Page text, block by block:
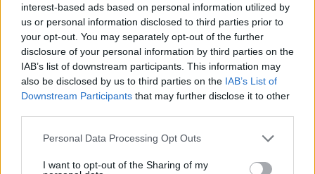
interest-based ads based on personal information utilized by
us or personal information disclosed to third parties prior to
your opt-out. You may separately opt-out of the further
disclosure of your personal information by third parties on the
IAB’s list of downstream participants. This information may
also be disclosed by us to third parties on the IAB’s List of
Downstream Participants that may further disclose it to other
Please note that this website/app uses one or more Google
not limited to your visit or usage behaviour. You may click to
Personal Data Processing Opt Outs
I want to opt-out of the Sharing of my
Redaktor prowadzący, związany z portalem autoGALERIA.pl
od samego początku, a od 2008 w składzie redakcji.
Specjalizuje się w ciekawostkach o dziwnych
samochodach, a także testach. Ma na koncie blisko 600
opublikowanych testów i kilka tysięcy innych materiałów
na stronie. Wyznawca idei "grand turismo", czyli łączenia
pięknych aut ze wspaniałymi podróżami. Taką samą
atencją darzy konkurs w Villa d'Este, jak i nocne spotkania
na tokijskim Daikoku. W Japonii spędza zresztą mnóstwo